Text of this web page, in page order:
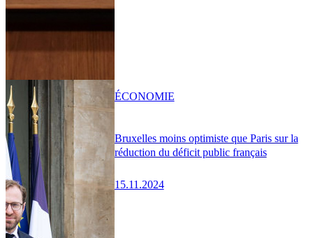
Bruxelles moins optimiste que Paris sur la
réduction du déficit public français
15.11.2024
ÉCONOMIE